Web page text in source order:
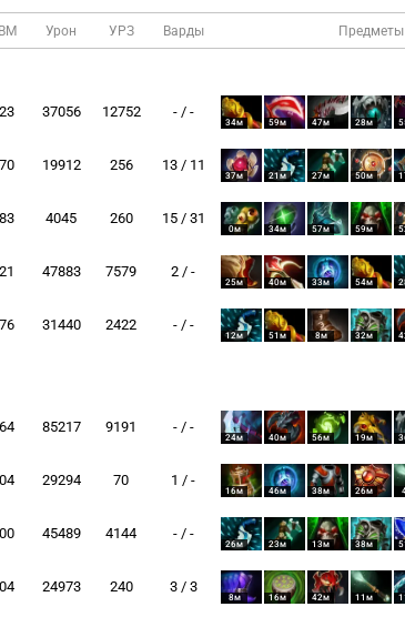
Урон УРЗ Варды Предметы
37056 12752 - / -
34м 59м 47м 28м
19912 256 13 / 11
37м 21м 27м 50м
4045 260 15 / 31
0м 34м 57м 59м
47883 7579 2 / -
25м 40м 33м 54м
31440 2422 - / -
12м 51м 8м 32м
85217 9191 - / -
24м 40м 56м 19м
29294 70 1 / -
16м 46м 38м 26м
45489 4144 - / -
26м 23м 13м 38м
24973 240 3 / 3
8м 16м 42м 11м